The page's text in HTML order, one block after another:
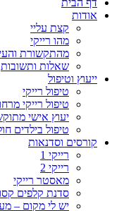
דף הבית
אודות
קצת עליי
מהו רייקי
מהתקשורת
שאלות ותשובות
ייעוץ וטיפול
טיפול רייקי
טיפול רייקי
יעוץ אישי
טיפול בילדים
קורסים וסדנאות
רייקי 1
רייקי 2
מאסטר רייקי
סדנת קלפים
יש לי מקום –